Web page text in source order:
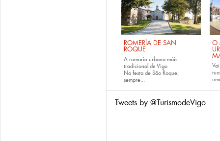
ROMERÍA DE SAN
ROQUE
A romaria urbana máis
tradicional de Vigo
Na festa de São Roque,
sempre...
O
Tweets by @TurismodeVigo